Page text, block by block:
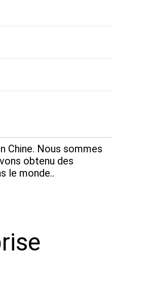
Chine. Nous sommes
obtenu des
le monde..